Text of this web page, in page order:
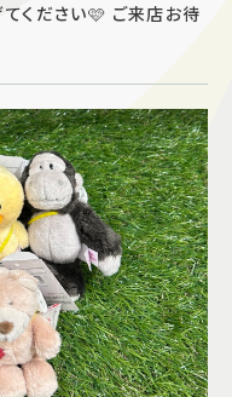
場
募集
バシーポリシー
ください🩷 ご来店お待